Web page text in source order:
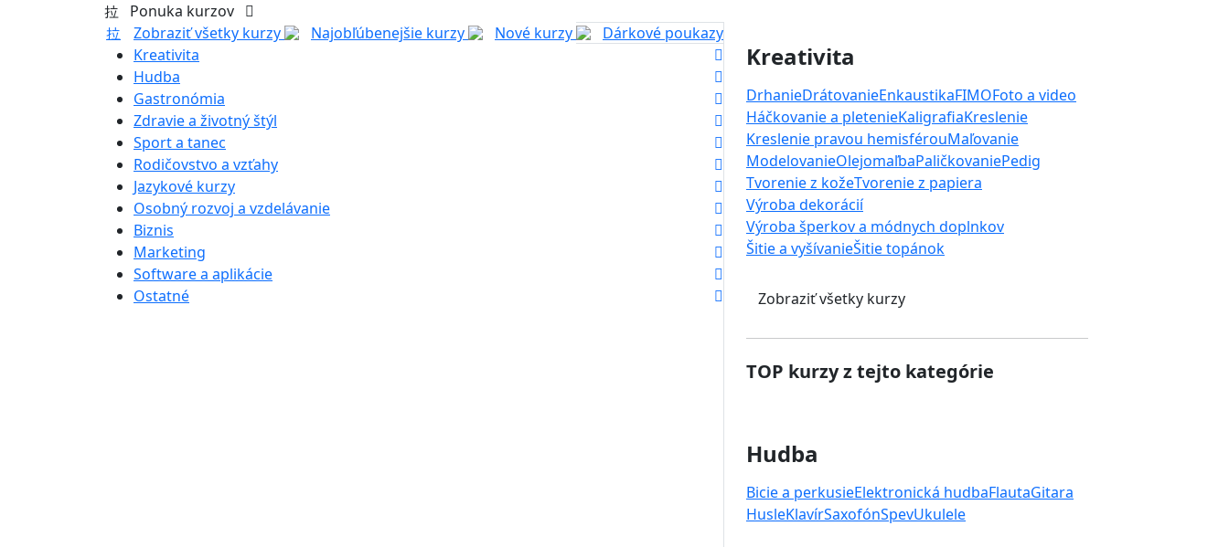
Ponuka kurzov
Zobraziť všetky kurzy
Najobľúbenejšie kurzy Nové kurzy
Dárkové poukazy
Kreativita
Hudba
Gastronómia
Zdravie a životný štýl
Sport a tanec
Rodičovstvo a vzťahy
Jazykové kurzy
Osobný rozvoj a vzdelávanie
Biznis
Marketing
Software a aplikácie
Ostatné
Kreativita
DrhanieDrátovanieEnkaustikaFIMOFoto a video
Háčkovanie a pletenieKaligrafiaKreslenie
Kreslenie pravou hemisférouMaľovanie
ModelovanieOlejomaľbaPaličkovaniePedig
Tvorenie z kožeTvorenie z papiera
Výroba dekorácií
Výroba šperkov a módnych doplnkov
Šitie a vyšívanieŠitie topánok
Zobraziť všetky kurzy
TOP kurzy z tejto kategórie
Hudba
Bicie a perkusieElektronická hudbaFlautaGitara
HusleKlavírSaxofónSpevUkulele